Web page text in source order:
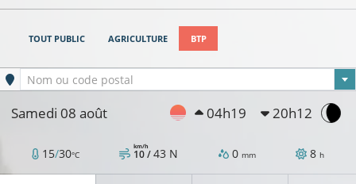
TOUT PUBLIC AGRICULTURE BTP
Ville sélectionnée
Nom ou code postal
Samedi 08 août 04h19 20h12
15/30°C 10 /
km/h 43 N 0 mm 8 h